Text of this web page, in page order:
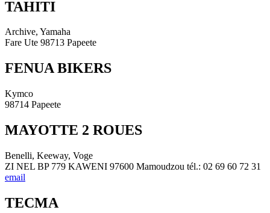
TAHITI
Archive, Yamaha
Fare Ute 98713 Papeete
FENUA BIKERS
Kymco
98714 Papeete
MAYOTTE 2 ROUES
Benelli, Keeway, Voge
ZI NEL BP 779 KAWENI 97600 Mamoudzou tél.: 02 69 60 72 31
email
TECMA